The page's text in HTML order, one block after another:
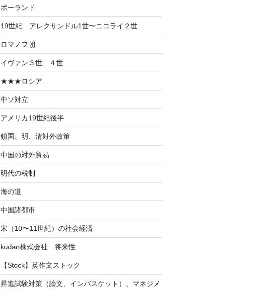
ポーランド
19世紀 アレクサンドル1世〜ニコライ２世
ロマノフ朝
イヴァン３世、４世
★★★ロシア
中ソ対立
アメリカ19世紀後半
鎖国、明、清対外政策
中国の対外貿易
明代の税制
海の道
中国諸都市
宋（10〜11世紀）の社会経済
kudan株式会社 将来性
【Stock】英作文ストック
昇進試験対策（論文、インバスケット）、マネジメ